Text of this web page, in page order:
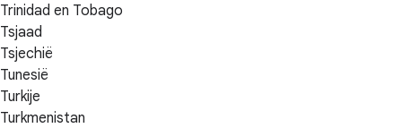
Trinidad en Tobago
Tsjaad
Tsjechië
Tunesië
Turkije
Turkmenistan